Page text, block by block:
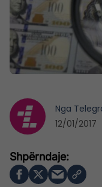
Nga
12/01/2017